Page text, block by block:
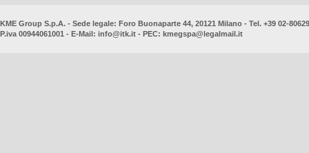
KME Group S.p.A. - Sede legale: Foro Buonaparte 44, 20121 Milano - Tel. +39 02-
P.iva 00944061001 - E-Mail: info@itk.it - PEC: kmegspa@legalmail.it